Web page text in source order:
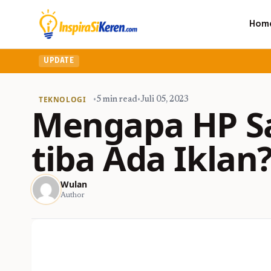
UPDATE
TEKNOLOGI •5 min read•Juli 05, 2023
Mengapa HP
tiba Ada
Wulan
Author